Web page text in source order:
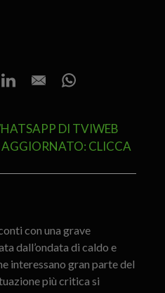
DI TVIWEB
AGGIORNATO: CLICCA
con una grave
dall’ondata di caldo e
interessano gran parte del
più critica si